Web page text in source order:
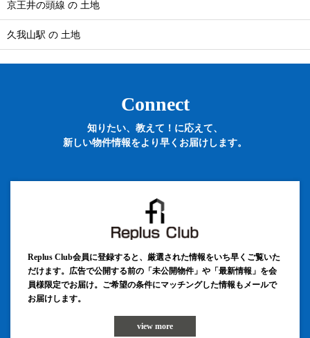
京王井の頭線 の 土地
久我山駅 の 土地
Connect
知りたい、教えて！に応えて、
新しい物件情報をより早くお届けします。
Replus Club会員に登録すると、厳選された情報をいち早くご覧いた
だけます。広告で公開する前の「未公開物件」や「最新情報」を会
員様限定でお届け。ご希望の条件にマッチングした情報もメールで
お届けします。
view more